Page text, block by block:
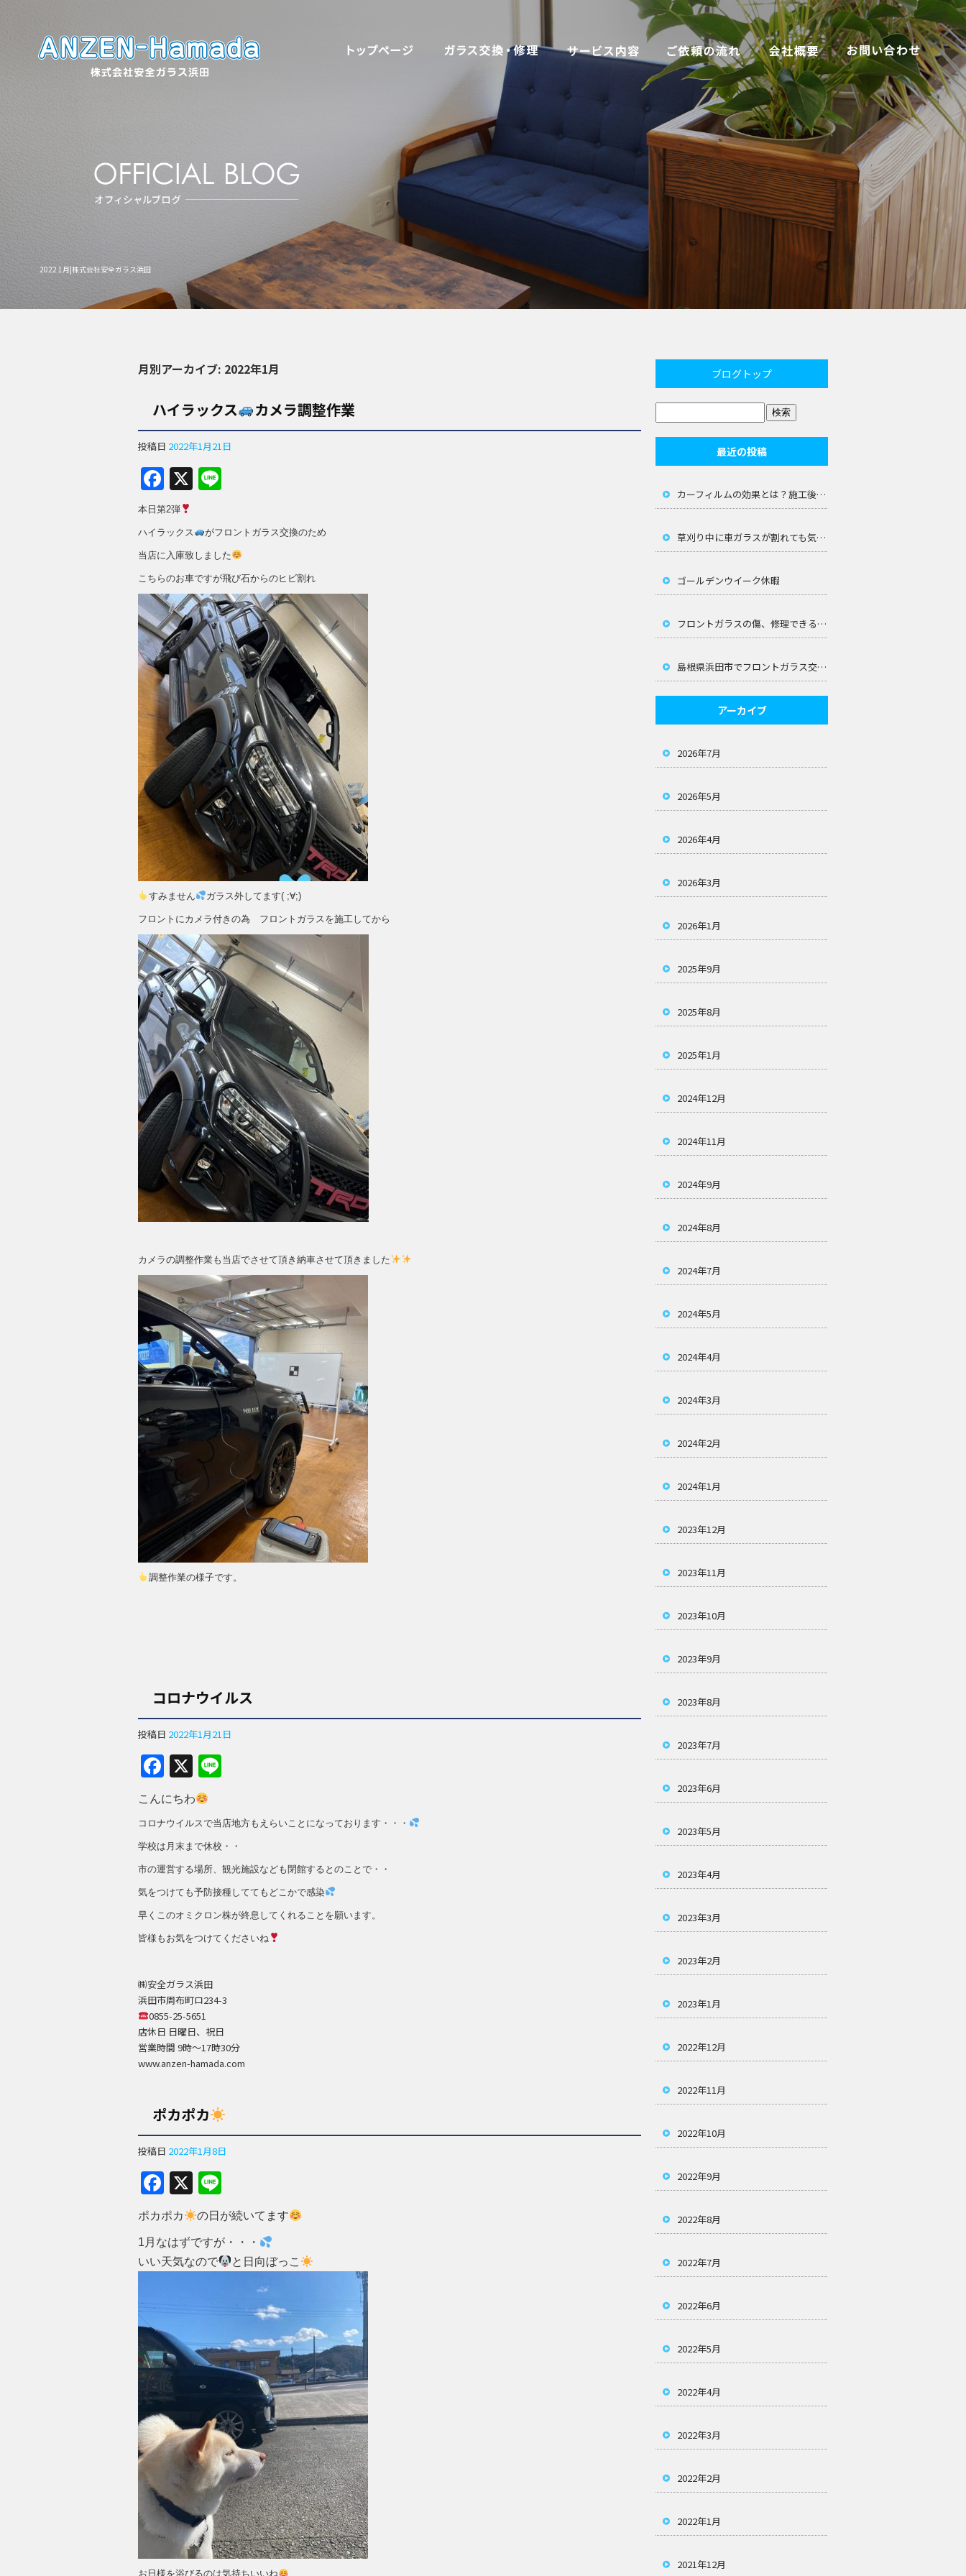
2022 1月|株式会社安全ガラス浜田
月別アーカイブ: 2022年1月
ハイラックス カメラ調整作業
投稿日 2022年1月21日
F
a
c
e
b
o
o
k
X
e
本日第2弾
ハイラックス がフロントガラス交換のため
当店に入庫致しました
こちらのお車ですが飛び石からのヒビ割れ
すみません ガラス外してます( ;∀;)
フロントにカメラ付きの為 フロントガラスを施工してから
カメラの調整作業も当店でさせて頂き納車させて頂きました
調整作業の様子です。
コロナウイルス
投稿日 2022年1月21日
F
a
c
e
b
o
o
k
X
e
こんにちわ
コロナウイルスで当店地方もえらいことになっております・・・
学校は月末まで休校・・
市の運営する場所、観光施設なども閉館するとのことで・・
気をつけても予防接種しててもどこかで感染
早くこのオミクロン株が終息してくれることを願います。
皆様もお気をつけてくださいね
㈱安全ガラス浜田
浜田市周布町ロ234-3
0855-25-5651
店休日 日曜日、祝日
営業時間 9時～17時30分
www.anzen-hamada.com
ポカポカ
投稿日 2022年1月8日
F
a
c
e
b
o
k
X
n
e
ポカポカ の日が続いてます
1月なはずですが・・・
いい天気なので
と日向ぼっこ
お日様を浴びるのは気持ちいいね
ブログトップ
最近の投稿
カーフィルムの効果とは？施工後の車内の暑さを防ぐ選び方
草刈り中に車ガラスが割れても気づかない？飛び石の恐怖と対策
ゴールデンウイーク休暇
フロントガラスの傷、修理できる大きさの限界は？放置厳禁の理由
島根県浜田市でフロントガラス交換なら！飛び石修理も迅速に対応します
アーカイブ
2026年7月
2026年5月
2026年4月
2026年3月
2026年1月
2025年9月
2025年8月
2025年1月
2024年12月
2024年11月
2024年9月
2024年8月
2024年7月
2024年5月
2024年4月
2024年3月
2024年2月
2024年1月
2023年12月
2023年11月
2023年10月
2023年9月
2023年8月
2023年7月
2023年6月
2023年5月
2023年4月
2023年3月
2023年2月
2023年1月
2022年12月
2022年11月
2022年10月
2022年9月
2022年8月
2022年7月
2022年6月
2022年5月
2022年4月
2022年3月
2022年2月
2022年1月
2021年12月